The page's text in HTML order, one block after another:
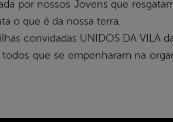
por nossos Jovens que
o que é da nossa terra.
convidadas UNIDOS DA VILA
todos que se empenharam na